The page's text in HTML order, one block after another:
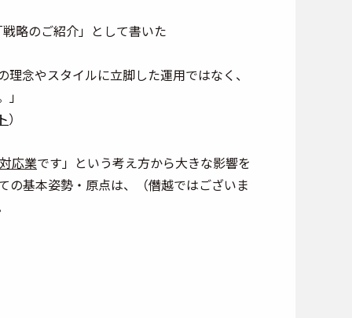
略のご紹介」として書いた
念やスタイルに立脚した運用ではなく、
）
応業です」という考え方から大きな影響を
の基本姿勢・原点は、（僭越ではございま